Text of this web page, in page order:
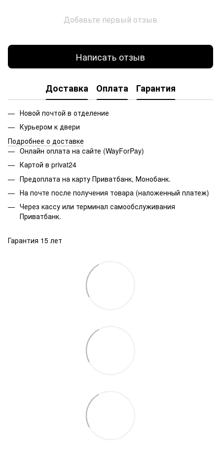
Добавьте первый отзыв
Написать отзыв
Доставка Оплата Гарантия
Новой почтой в отделение
Курьером к двери
Подробнее о доставке
Онлайн оплата на сайте (WayForPay)
Картой в privat24
Предоплата на карту Приватбанк, Монобанк.
На почте после получения товара (наложенный платеж)
Через кассу или терминал самообслуживания
Приватбанк.
Гарантия 15 лет